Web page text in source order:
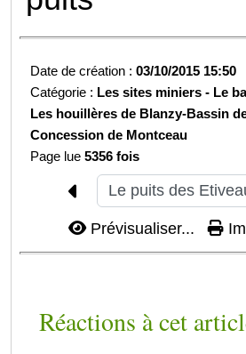
Date de création :03/10/2015 15:50
Catégorie : Les sites miniers - Le
Les houillères de Blanzy-Bassin
Concession de Montceau
Page lue5356 fois
Prévisualiser...
Réactions à cet